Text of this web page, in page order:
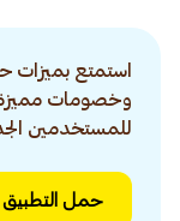
استمتع
وخصومات
للمستخدمين
حمل التطبيق